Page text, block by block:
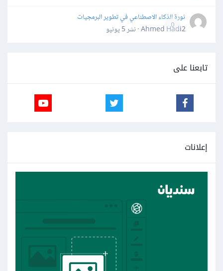
0
ثورة الذكاء الاصطناعي في تطوير البرمجيات
Ahmed Hadi2 · نشر
5 يونيو
تابعنا على
إعلانات